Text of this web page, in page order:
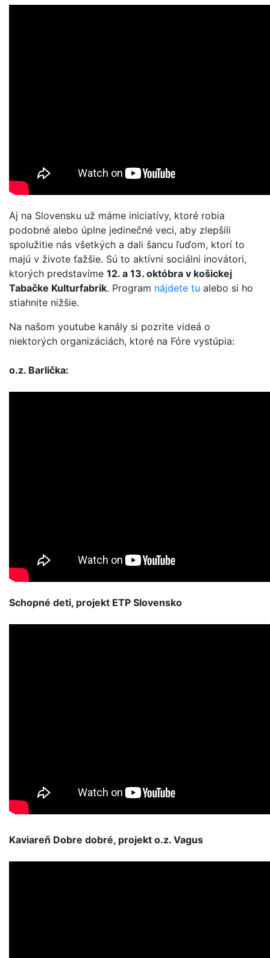
Aj na Slovensku už máme iniciatívy, ktoré robia
podobné alebo úplne jedinečné veci, aby zlepšili
spolužitie nás všetkých a dali šancu ľuďom, ktorí to
majú v živote ťažšie. Sú to aktívni sociálni inovátori,
ktorých predstavíme 12. a 13. októbra v košickej
Tabačke Kulturfabrik. Program nájdete tu alebo si ho
stiahnite nižšie.
Na našom youtube kanály si pozrite videá o
niektorých organizáciách, ktoré na Fóre vystúpia:
o.z. Barlička:
Schopné deti, projekt ETP Slovensko
Kaviareň Dobre dobré, projekt o.z. Vagus